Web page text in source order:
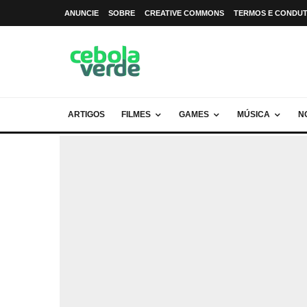
ANUNCIE SOBRE CREATIVE COMMONS TERMOS E
ARTIGOS FILMES GAMES MÚSICA